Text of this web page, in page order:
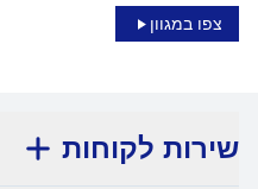
צפו במגוון
שירות לקוחות